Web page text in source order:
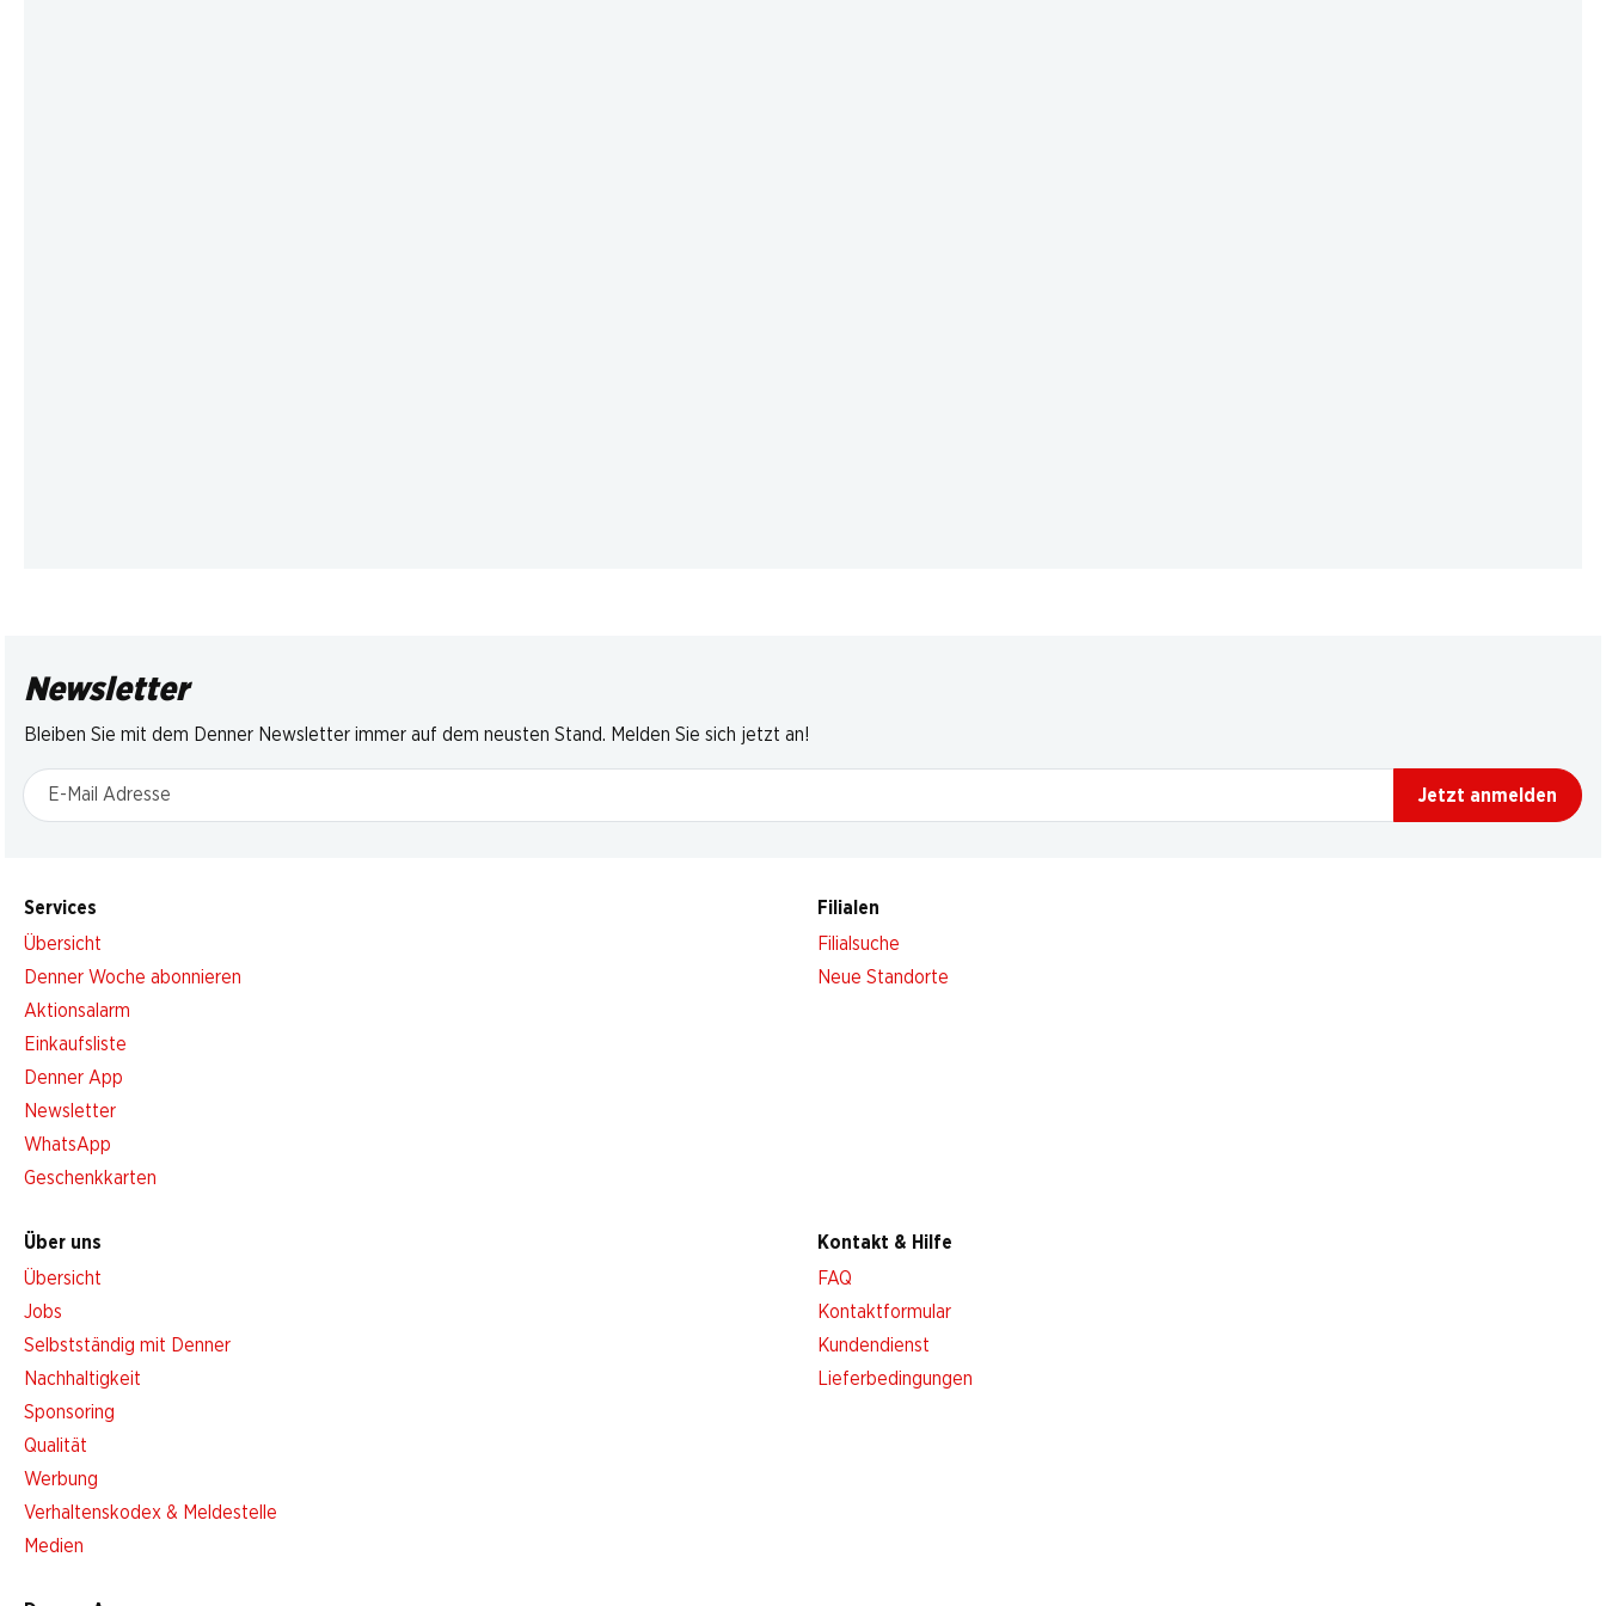
Newsletter
Bleiben Sie mit dem Denner Newsletter immer auf dem neusten Stand. Melden Sie sich jetzt an!
E-Mail Adresse
Jetzt anmelden
Services
Übersicht
Denner Woche abonnieren
Aktionsalarm
Einkaufsliste
Denner App
Newsletter
WhatsApp
Geschenkkarten
Filialen
Filialsuche
Neue Standorte
Über uns
Übersicht
Jobs
Selbstständig mit Denner
Nachhaltigkeit
Sponsoring
Qualität
Werbung
Verhaltenskodex & Meldestelle
Medien
Kontakt & Hilfe
FAQ
Kontaktformular
Kundendienst
Lieferbedingungen